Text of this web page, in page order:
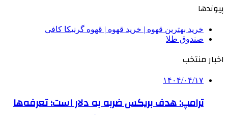
پیوندها
خرید بهترین قهوه | خرید قهوه | قهوه گرنیکا کافی
صندوق طلا
اخبار منتخب
۱۴۰۴/۰۴/۱۷
ترامپ: هدف بریکس ضربه به دلار است؛ تعرفه‌ها